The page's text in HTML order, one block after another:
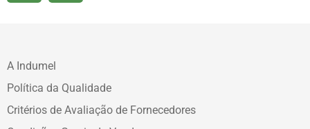
A Indumel
Política da Qualidade
Critérios de Avaliação de Fornecedores